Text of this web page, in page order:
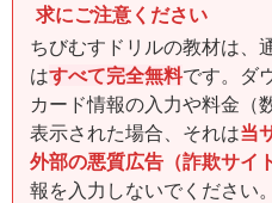
求にご注意ください
ちびむすドリルの教材は、
はすべて完全無料です。ダ
カード情報の入力や料金（
表示された場合、それは当
外部の悪質広告（詐欺サイト
報を入力しないでください。